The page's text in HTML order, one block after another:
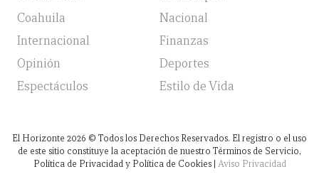
Coahuila
Nacional
Internacional
Finanzas
Opinión
Deportes
Espectáculos
Estilo de Vida
El Horizonte 2026 © Todos los Derechos Reservados. El registro o el uso
de este sitio constituye la aceptación de nuestro Términos de Servicio,
Política de Privacidad y Política de Cookies | Aviso Privacidad